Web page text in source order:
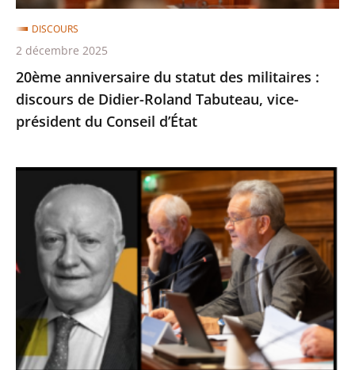
Didier-
Roland
Tabuteau,
vice-
président
du
d’État
20ème anniversaire du statut des militaires :
discours de Didier-Roland Tabuteau, vice-
président du Conseil d’État
DISCOURS
2 décembre 2025
Paul
Costa
(1941-
2023)
discours
de
Didier-